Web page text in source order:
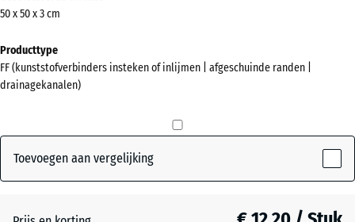
over
kleuren?
Kleurenpalet
(active)
50 x 50 x 3 cm
Producttype
FF (kunststofverbinders insteken of inlijmen | afgeschuinde randen |
drainagekanalen)
Toevoegen aan vergelijking